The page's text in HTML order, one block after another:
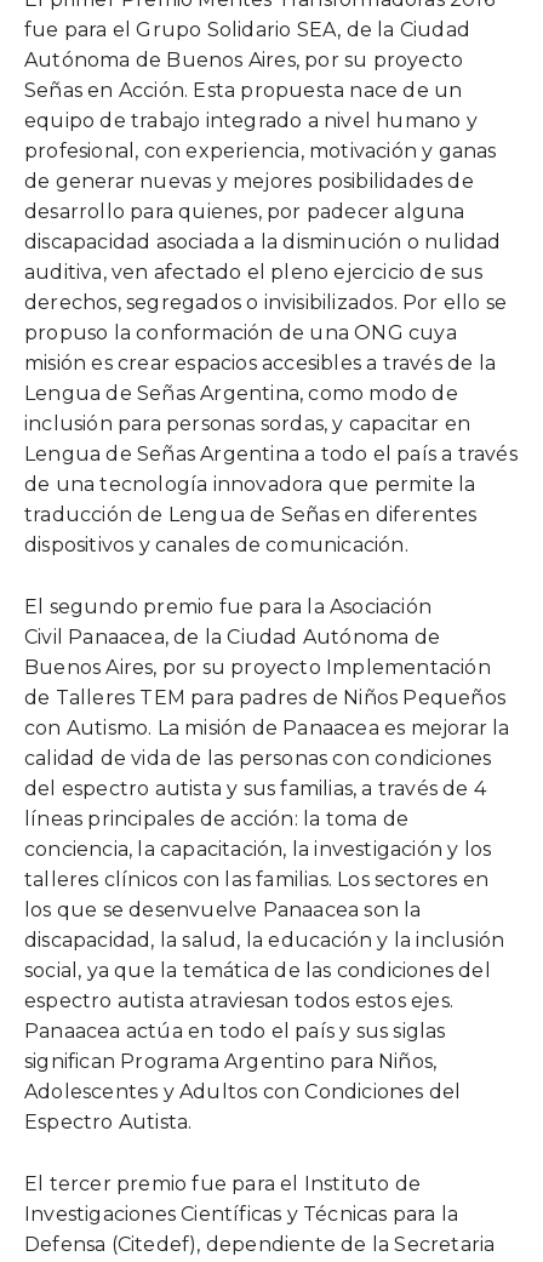
fue para el Grupo Solidario SEA, de la Ciudad
Autónoma de Buenos Aires, por su proyecto
Señas en Acción. Esta propuesta nace de un
equipo de trabajo integrado a nivel humano y
profesional, con experiencia, motivación y ganas
de generar nuevas y mejores posibilidades de
desarrollo para quienes, por padecer alguna
discapacidad asociada a la disminución o nulidad
auditiva, ven afectado el pleno ejercicio de sus
derechos, segregados o invisibilizados. Por ello se
propuso la conformación de una ONG cuya
misión es crear espacios accesibles a través de la
Lengua de Señas Argentina, como modo de
inclusión para personas sordas, y capacitar en
Lengua de Señas Argentina a todo el país a través
de una tecnología innovadora que permite la
traducción de Lengua de Señas en diferentes
dispositivos y canales de comunicación.
El segundo premio fue para la Asociación
Civil Panaacea, de la Ciudad Autónoma de
Buenos Aires, por su proyecto Implementación
de Talleres TEM para padres de Niños Pequeños
con Autismo. La misión de Panaacea es mejorar la
calidad de vida de las personas con condiciones
del espectro autista y sus familias, a través de 4
líneas principales de acción: la toma de
conciencia, la capacitación, la investigación y los
talleres clínicos con las familias. Los sectores en
los que se desenvuelve Panaacea son la
discapacidad, la salud, la educación y la inclusión
social, ya que la temática de las condiciones del
espectro autista atraviesan todos estos ejes.
Panaacea actúa en todo el país y sus siglas
significan Programa Argentino para Niños,
Adolescentes y Adultos con Condiciones del
Espectro Autista.
El tercer premio fue para el Instituto de
Investigaciones Científicas y Técnicas para la
Defensa (Citedef), dependiente de la Secretaria